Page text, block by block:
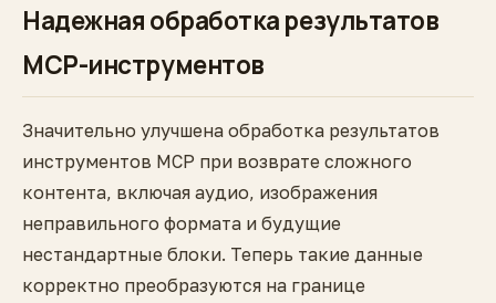
Надежная обработка результатов
MCP-инструментов
Значительно улучшена обработка результатов
инструментов MCP при возврате сложного
контента, включая аудио, изображения
неправильного формата и будущие
нестандартные блоки. Теперь такие данные
корректно преобразуются на границе